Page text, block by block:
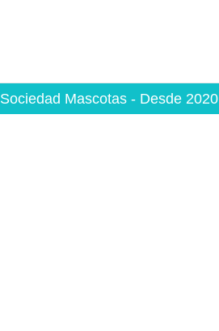
Sociedad Mascotas - Desde 2020